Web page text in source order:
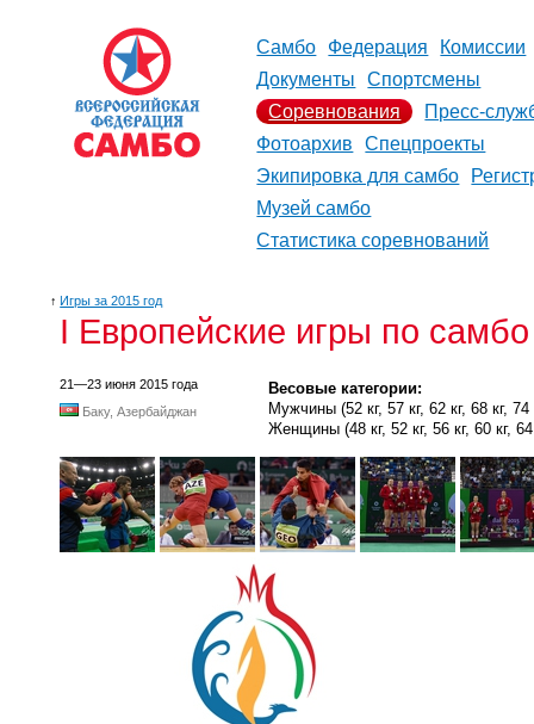
Самбо Федерация
Комиссии
Документы
Спортсмены
Соревнования
Пресс-
Фотоархив
Спецпроекты
Экипировка для самбо
Музей самбо
Статистика соревнований
↑ Игры за 2015 год
I Европейские игры по самбо
21—23 июня 2015 года
Баку, Азербайджан
Весовые категории:
Мужчины (52 кг, 57 кг, 62 кг, 68 кг, 74
Женщины (48 кг, 52 кг, 56 кг, 60 кг, 64